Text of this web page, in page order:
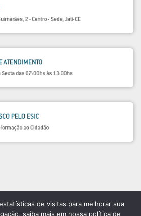
de visitas para melhorar sua
saiba mais em nossa política de